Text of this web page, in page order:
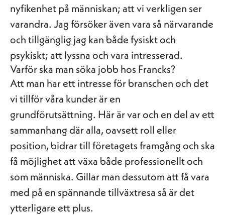
nyfikenhet på människan; att vi verkligen ser
varandra. Jag försöker även vara så närvarande
och tillgänglig jag kan både fysiskt och
psykiskt; att lyssna och vara intresserad.
Varför ska man söka jobb hos Francks?
Att man har ett intresse för branschen och det
vi tillför våra kunder är en
grundförutsättning. Här är var och en del av ett
sammanhang där alla, oavsett roll eller
position, bidrar till företagets framgång och ska
få möjlighet att växa både professionellt och
som människa. Gillar man dessutom att få vara
med på en spännande tillväxtresa så är det
ytterligare ett plus.